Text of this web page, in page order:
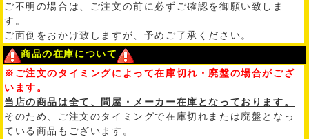
ご不明の場合は、ご注文の前に必ずご確認を御願い致しま
す。
ご面倒をおかけ致しますが、予めご了承ください。
商品の在庫について
※ご注文のタイミングによって在庫切れ・廃盤の場合がござ
います。
当店の商品は全て、問屋・メーカー在庫となっております。
そのため、ご注文のタイミングで在庫切れまたは廃盤となっ
ている商品もございます。